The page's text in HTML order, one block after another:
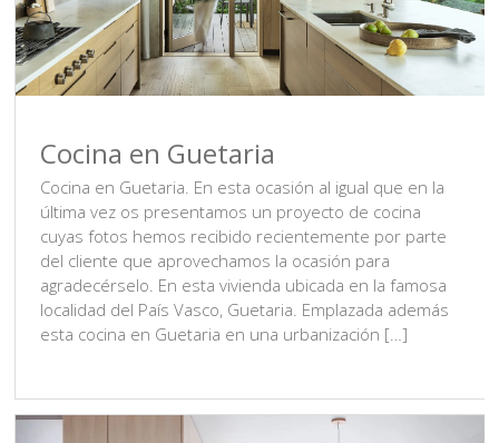
Cocina en Guetaria
Cocina en Guetaria. En esta ocasión al igual que en la
última vez os presentamos un proyecto de cocina
cuyas fotos hemos recibido recientemente por parte
del cliente que aprovechamos la ocasión para
agradecérselo. En esta vivienda ubicada en la famosa
localidad del País Vasco, Guetaria. Emplazada además
esta cocina en Guetaria en una urbanización […]